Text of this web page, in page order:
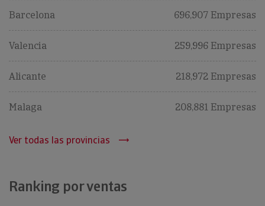
Barcelona 696,907 Empresas
Valencia 259,996 Empresas
Alicante 218,972 Empresas
Malaga 208,881 Empresas
Ver todas las provincias
Ranking por ventas